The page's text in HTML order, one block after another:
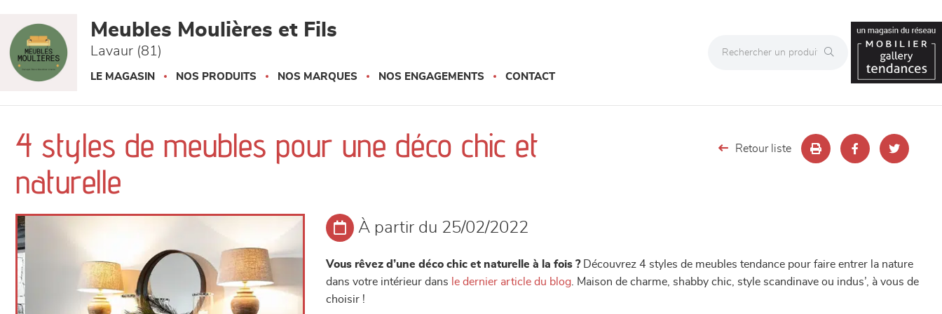
Meubles Moulières et Fils
Lavaur (81)
LE MAGASIN NOS PRODUITS NOS MARQUES NOS ENGAGEMENTS CONTACT
4 styles de meubles pour une déco chic et
naturelle
Retour liste
À partir du 25/02/2022
Vous rêvez d’une déco chic et naturelle à la fois ?Découvrez 4 styles de meubles tendance pour faire entrer la nature
dans votre intérieur dans le dernier article du blog . Maison de charme, shabby chic, style scandinave ou indus’, à vous de
choisir !